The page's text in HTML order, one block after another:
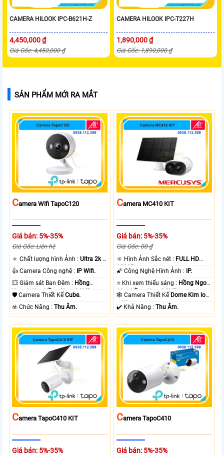
CAMERA HILOOK IPC-B621H-Z
4,450,000 ₫
Giá Gốc: 4,450,000 ₫
CAMERA HILOOK IPC-T227H
1,890,000 ₫
Giá Gốc: 1,890,000 ₫
SẢN PHẨM MỚI RA MẮT
CAmera Wifi TapoC120
Giá bán: 5%-35%
Giá Gốc: Liên hệ
🔅 Chất lượng hình Ảnh :Ultra 2k +
.
👍 Camera Công nghệ : IP Wifi.
💥 Giám sát Ban Đêm : Hồng
Ngoại 10m Hồng Ngoại SMD.
🛡 Camera Thiết KếCube.
️☣️ Chức Năng :Thu Âm.
CAmera MC410 KIT
Giá bán: 5%-35%
Giá Gốc: 00 ₫
🔆 Hình Ảnh Sắc nét : FULL HD
1080P .
🌠 Công Nghệ Hình Ảnh : IP.
⭐ Khi xem thiếu sáng : Hồng Ngoại
10m Hồng Ngoại SMD.
🕸️ Camera Thiết Kế Dome Kim loại
+ Nhựa.
️✔️ Khả Năng :Thu Âm.
CAmera TapoC410 KIT
Giá bán: 5%-35%
CAmera TapoC410
Giá bán: 5%-35%